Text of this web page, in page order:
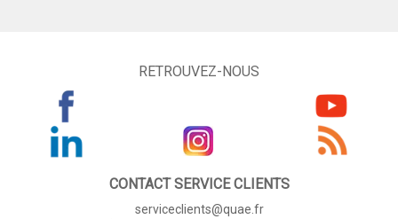
RETROUVEZ-NOUS
CONTACT SERVICE CLIENTS
serviceclients@quae.fr